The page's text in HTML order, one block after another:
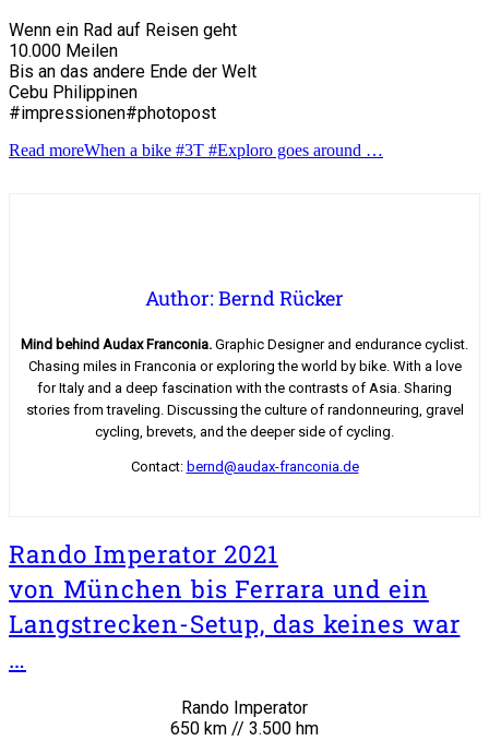
Wenn ein Rad auf Reisen geht
10.000 Meilen
Bis an das andere Ende der Welt
Cebu Philippinen
#impressionen#photopost
Read moreWhen a bike #3T #Exploro goes around …
Author: Bernd Rücker
Mind behind Audax Franconia. Graphic Designer and endurance cyclist.
Chasing miles in Franconia or exploring the world by bike. With a love
for Italy and a deep fascination with the contrasts of Asia. Sharing
stories from traveling. Discussing the culture of randonneuring, gravel
cycling, brevets, and the deeper side of cycling.
Contact: bernd@audax-franconia.de
Rando Imperator 2021
von München bis Ferrara und ein
Langstrecken-Setup, das keines war
…
Rando Imperator
650 km // 3.500 hm